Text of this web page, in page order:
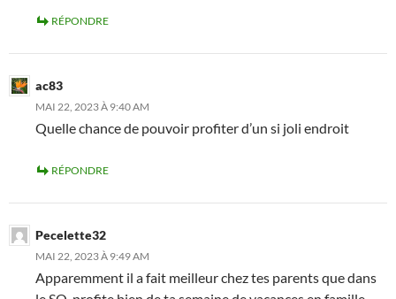
RÉPONDRE
ac83
MAI 22, 2023 À 9:40 AM
Quelle chance de pouvoir profiter d’un si joli endroit
RÉPONDRE
Pecelette32
MAI 22, 2023 À 9:49 AM
Apparemment il a fait meilleur chez tes parents que dans